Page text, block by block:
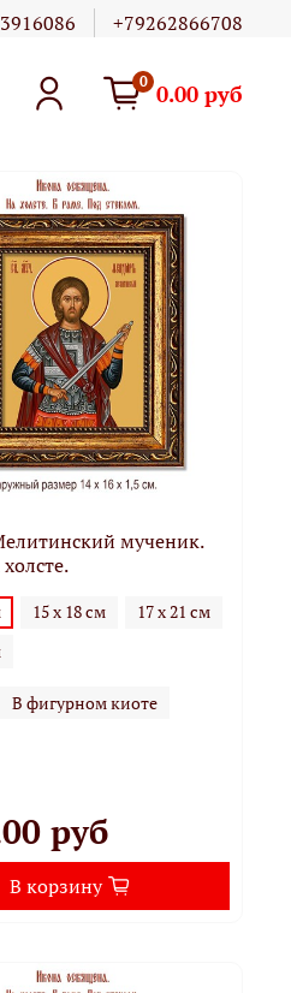
+79262866708
0 0.00 руб
мученик.
15 х 18 см
17 х 21 см
В фигурном киоте
руб
В корзину